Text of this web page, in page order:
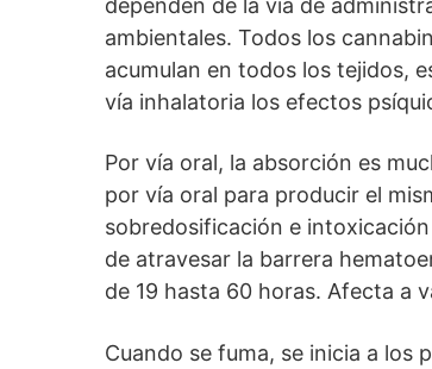
ambientales. Todos los
acumulan en todos los tejidos,
vía inhalatoria los efectos
Por vía oral, la absorción es
por vía oral para producir el
sobredosificación e
de atravesar la barrera
de 19 hasta 60 horas. Afecta a
Cuando se fuma, se inicia a los